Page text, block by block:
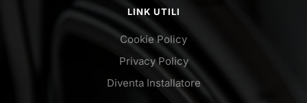
LINK UTILI
Cookie Policy
Privacy Policy
Diventa Installatore